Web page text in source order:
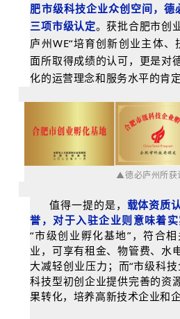
肥市级科技企业众创空间， 德
三项市级认定。获批合肥市创
庐州WE“培育创新创业主体、
面所取得成绩的认可，更是对
化的运营理念和服务水平的肯定
▲德必庐州所获
值得一提的是， 载体资质
誉，对于入驻企业则意味着
“市级创业孵化基地”，符合
业，可享有租金、物管费、水
大减轻创业压力；而“市级科
科技型初创企业提供完善的资
果转化，培养高新技术企业和企